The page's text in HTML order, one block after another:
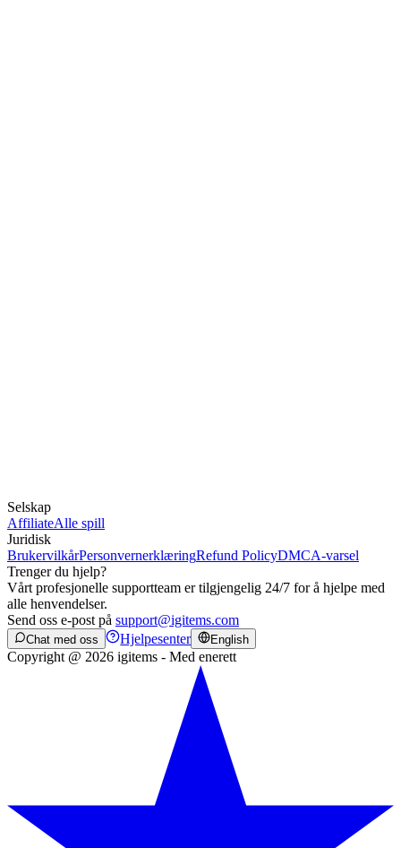
Selskap
AffiliateAlle spill
Juridisk
BrukervilkårPersonvernerklæringRefund PolicyDMCA-varsel
Trenger du hjelp?
Vårt profesjonelle supportteam er tilgjengelig 24/7 for å hjelpe med
alle henvendelser.
Send oss e-post på support@igitems.com
Chat med oss Hjelpesenter English
Copyright @ 2026 igitems - Med enerett